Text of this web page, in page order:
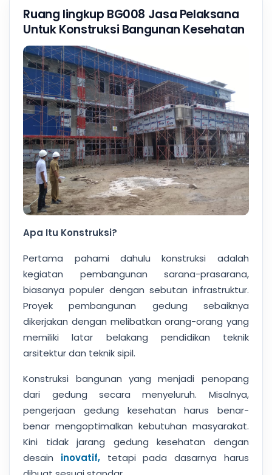
Ruang lingkup BG008 Jasa Pelaksana
Untuk Konstruksi Bangunan Kesehatan
Apa Itu Konstruksi?
Pertama pahami dahulu konstruksi adalah
kegiatan pembangunan sarana-prasarana,
biasanya populer dengan sebutan infrastruktur.
Proyek pembangunan gedung sebaiknya
dikerjakan dengan melibatkan orang-orang yang
memiliki latar belakang pendidikan teknik
arsitektur dan teknik sipil.
Konstruksi bangunan yang menjadi penopang
dari gedung secara menyeluruh. Misalnya,
pengerjaan gedung kesehatan harus benar-
benar mengoptimalkan kebutuhan masyarakat.
Kini tidak jarang gedung kesehatan dengan
desain inovatif, tetapi pada dasarnya harus